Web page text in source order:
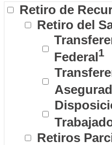
Retiro de
Retiro del
Federal 1
Retiros